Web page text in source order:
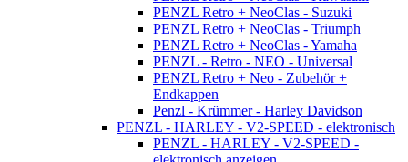
PENZL Retro + NeoClas - Suzuki
PENZL Retro + NeoClas - Triumph
PENZL Retro + NeoClas - Yamaha
PENZL - Retro - NEO - Universal
PENZL Retro + Neo - Zubehör +
Endkappen
Penzl - Krümmer - Harley Davidson
PENZL - HARLEY - V2-SPEED - elektronisch
PENZL - HARLEY - V2-SPEED -